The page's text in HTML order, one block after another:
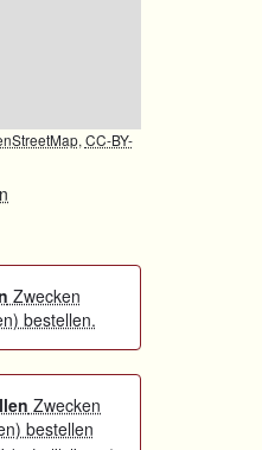
, CC-BY-
Zwecken
bestellen.
Zwecken
bestellen